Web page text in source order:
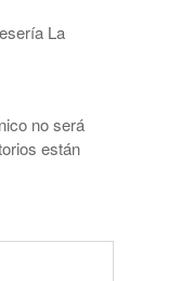
La
no será
están